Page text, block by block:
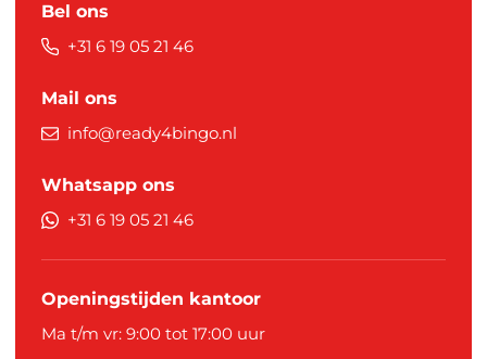
Bel ons
+31 6 19 05 21 46
Mail ons
info@ready4bingo.nl
Whatsapp ons
+31 6 19 05 21 46
Openingstijden kantoor
Ma t/m vr: 9:00 tot 17:00 uur